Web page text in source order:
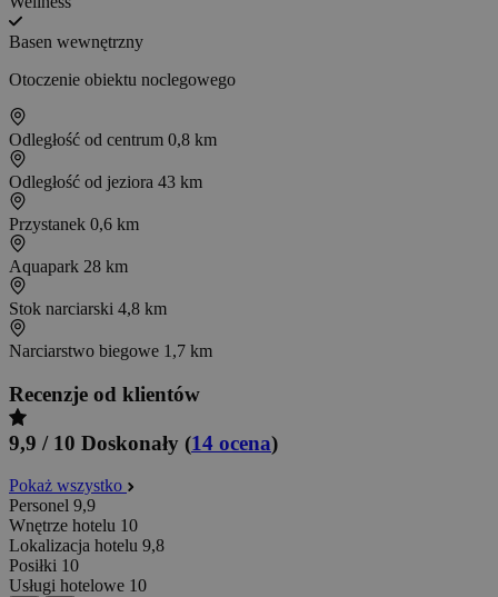
Basen wewnętrzny
Otoczenie obiektu noclegowego
Odległość od centrum 0,8 km
Odległość od jeziora 43 km
Przystanek 0,6 km
Aquapark 28 km
Stok narciarski 4,8 km
Narciarstwo biegowe 1,7 km
Recenzje od klientów
9,9 / 10 Doskonały (14 ocena)
Pokaż wszystko
Personel 9,9
Wnętrze hotelu 10
Lokalizacja hotelu 9,8
Posiłki 10
Usługi hotelowe 10